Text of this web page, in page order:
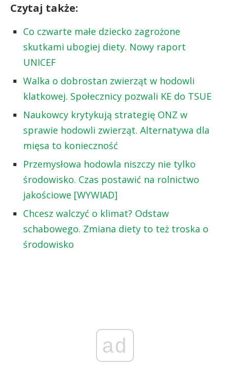
Czytaj także:
Co czwarte małe dziecko zagrożone
skutkami ubogiej diety. Nowy raport
UNICEF
Walka o dobrostan zwierząt w hodowli
klatkowej. Społecznicy pozwali KE do TSUE
Naukowcy krytykują strategię ONZ w
sprawie hodowli zwierząt. Alternatywa dla
mięsa to konieczność
Przemysłowa hodowla niszczy nie tylko
środowisko. Czas postawić na rolnictwo
jakościowe [WYWIAD]
Chcesz walczyć o klimat? Odstaw
schabowego. Zmiana diety to też troska o
środowisko
ad